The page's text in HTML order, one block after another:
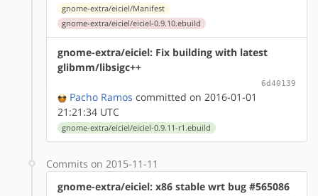
gnome-extra/eiciel/Manifest
gnome-extra/eiciel/eiciel-0.9.10.ebuild
gnome-extra/eiciel: Fix building with latest
glibmm/libsigc++
6d40139
Pacho Ramos committed on 2016-01-01
21:21:34 UTC
gnome-extra/eiciel/eiciel-0.9.11-r1.ebuild
Commits on 2015-11-11
gnome-extra/eiciel: x86 stable wrt bug #565086